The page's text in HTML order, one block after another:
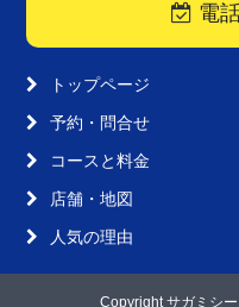
電
トップページ
予約・問合せ
コースと料金
店舗・地図
人気の理由
Copyright サガミシ